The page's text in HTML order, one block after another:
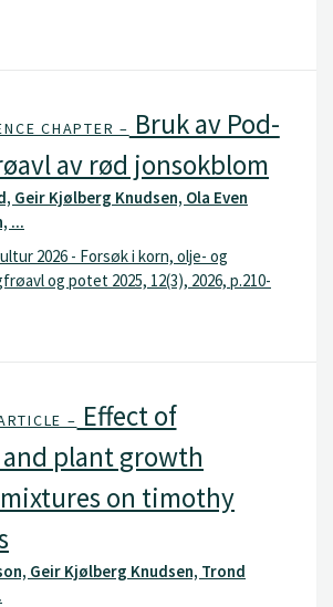
CHAPTER – Bruk av Pod-
av rød jonsokblom
Geir Kjølberg Knudsen, Ola Even
...
2026 - Forsøk i korn, olje- og
og potet 2025, 12(3), 2026, p.210-
– Effect of
plant growth
on timothy
Geir Kjølberg Knudsen, Trond